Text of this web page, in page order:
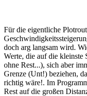
Für die eigentliche
doch arg langsam wird.
Werte, die auf die kleinste
ohne Rest...), sich aber
Grenze (Unt!) beziehen,
richtig wäre!. Im
Rest auf die großen